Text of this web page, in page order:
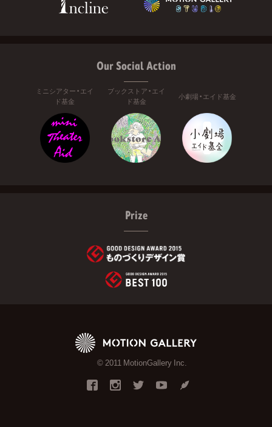
Our Social Action
ミニシアター・エイ
ド基金
ブックストア・エイ
ド基金
小劇場・エイド基金
Prize
© 2011 MotionGallery Inc.